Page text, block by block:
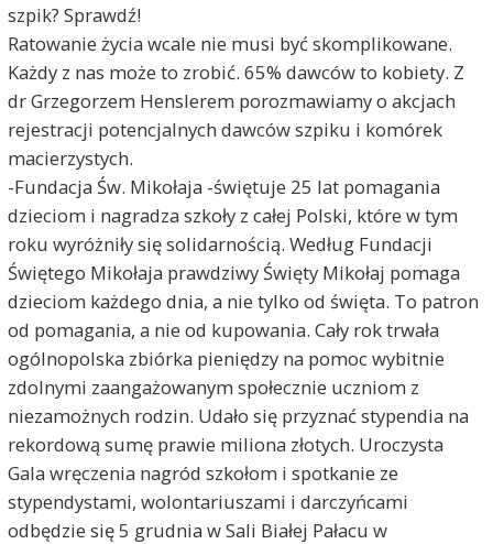
szpik? Sprawdź!
Ratowanie życia wcale nie musi być skomplikowane.
Każdy z nas może to zrobić. 65% dawców to kobiety. Z
dr Grzegorzem Henslerem porozmawiamy o akcjach
rejestracji potencjalnych dawców szpiku i komórek
macierzystych.
-Fundacja Św. Mikołaja -świętuje 25 lat pomagania
dzieciom i nagradza szkoły z całej Polski, które w tym
roku wyróżniły się solidarnością. Według Fundacji
Świętego Mikołaja prawdziwy Święty Mikołaj pomaga
dzieciom każdego dnia, a nie tylko od święta. To patron
od pomagania, a nie od kupowania. Cały rok trwała
ogólnopolska zbiórka pieniędzy na pomoc wybitnie
zdolnymi zaangażowanym społecznie uczniom z
niezamożnych rodzin. Udało się przyznać stypendia na
rekordową sumę prawie miliona złotych. Uroczysta
Gala wręczenia nagród szkołom i spotkanie ze
stypendystami, wolontariuszami i darczyńcami
odbędzie się 5 grudnia w Sali Białej Pałacu w